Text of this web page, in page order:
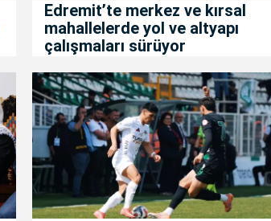
Edremit’te merkez ve kırsal
mahallelerde yol ve altyapı
çalışmaları sürüyor